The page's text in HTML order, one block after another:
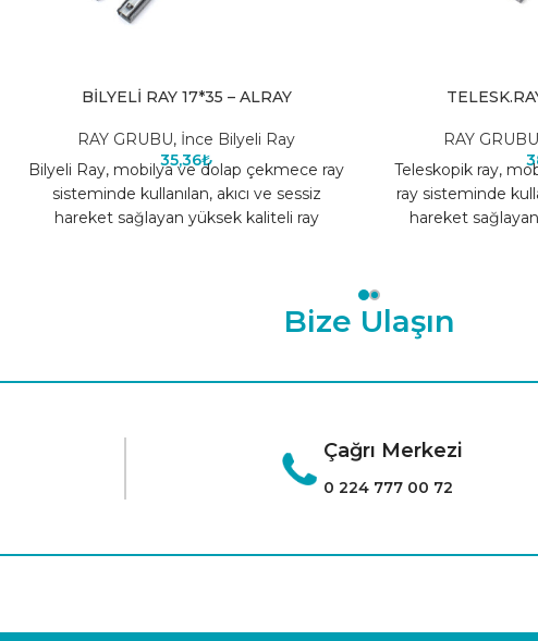
BİLYELİ RAY 17*35 – ALRAY
RAY GRUBU, İnce Bilyeli Ray
35,36₺
Bilyeli Ray, mobilya ve dolap çekmece ray
sisteminde kullanılan, akıcı ve sessiz
hareket sağlayan yüksek kaliteli ray
RAY GRUBU
Teleskopik ray,
ray sisteminde
hareket
Bize Ulaşın
Çağrı Merkezi
0 224 777 00 72